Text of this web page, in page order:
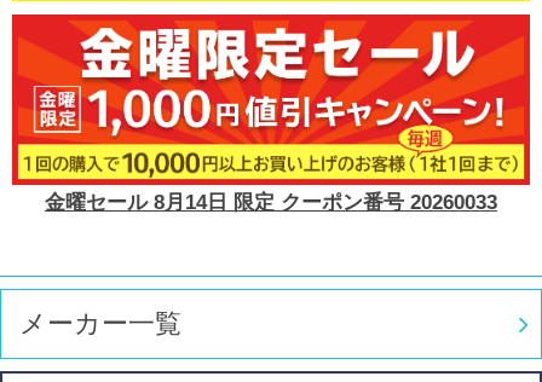
金曜セール 8月14日 限定 クーポン番号 20260033
メーカー一覧